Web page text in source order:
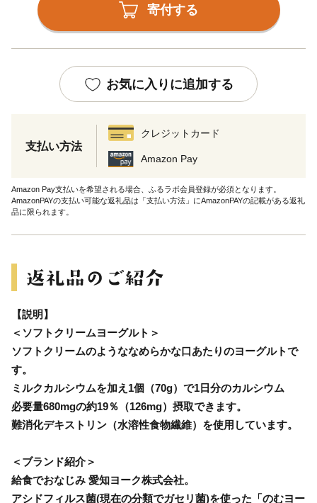
寄付する
お気に入りに追加する
支払い方法
クレジットカード
Amazon Pay
Amazon Pay支払いを希望される場合、ふるラボ会員登録が必須となります。
AmazonPAYの支払い可能な返礼品は「支払い方法」にAmazonPAYの記載がある返礼
品に限られます。
【説明】
＜ソフトクリームヨーグルト＞
ソフトクリームのようななめらかな口あたりのヨーグルトで
す。
ミルクカルシウムを加え1個（70g）で1日分のカルシウム
必要量680mgの約19％（126mg）摂取できます。
難消化デキストリン（水溶性食物繊維）を使用しています。
＜ブランド紹介＞
給食でおなじみ 愛知ヨーク株式会社。
アシドフィルス菌(現在の分類でガセリ菌)を使った「のむヨー